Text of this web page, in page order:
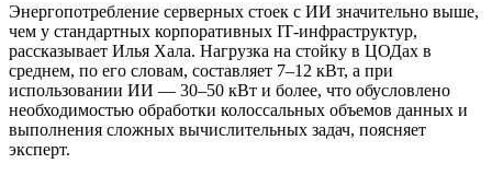
Энергопотребление серверных стоек с ИИ значительно выше,
чем у стандартных корпоративных IТ-инфраструктур,
рассказывает Илья Хала. Нагрузка на стойку в ЦОДах в
среднем, по его словам, составляет 7–12 кВт, а при
использовании ИИ — 30–50 кВт и более, что обусловлено
необходимостью обработки колоссальных объемов данных и
выполнения сложных вычислительных задач, поясняет
эксперт.